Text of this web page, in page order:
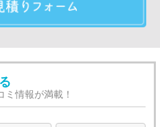
情報が満載！